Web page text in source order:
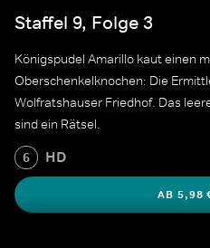
Staffel 9, Folge 3
Königspudel Amarillo kaut einen
Oberschenkelknochen: Die
Wolfratshauser Friedhof. Das
sind ein Rätsel.
6 HD
AB 5,98